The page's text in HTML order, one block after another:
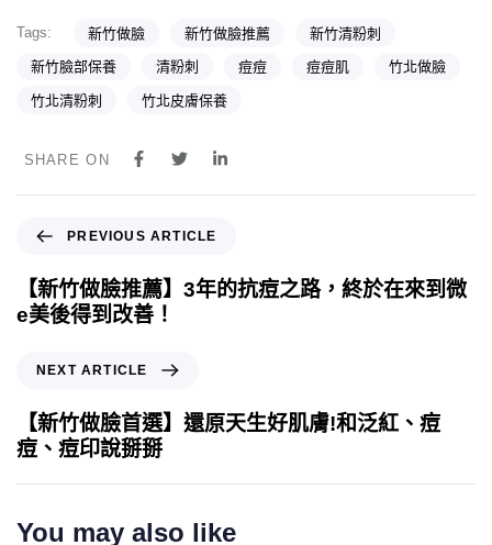
Tags: 新竹做臉 新竹做臉推薦 新竹清粉刺
新竹臉部保養 清粉刺 痘痘 痘痘肌 竹北做臉
竹北清粉刺 竹北皮膚保養
SHARE ON
PREVIOUS ARTICLE
【新竹做臉推薦】3年的抗痘之路，終於在來到微
e美後得到改善！
NEXT ARTICLE
【新竹做臉首選】還原天生好肌膚!和泛紅、痘
痘、痘印說掰掰
You may also like